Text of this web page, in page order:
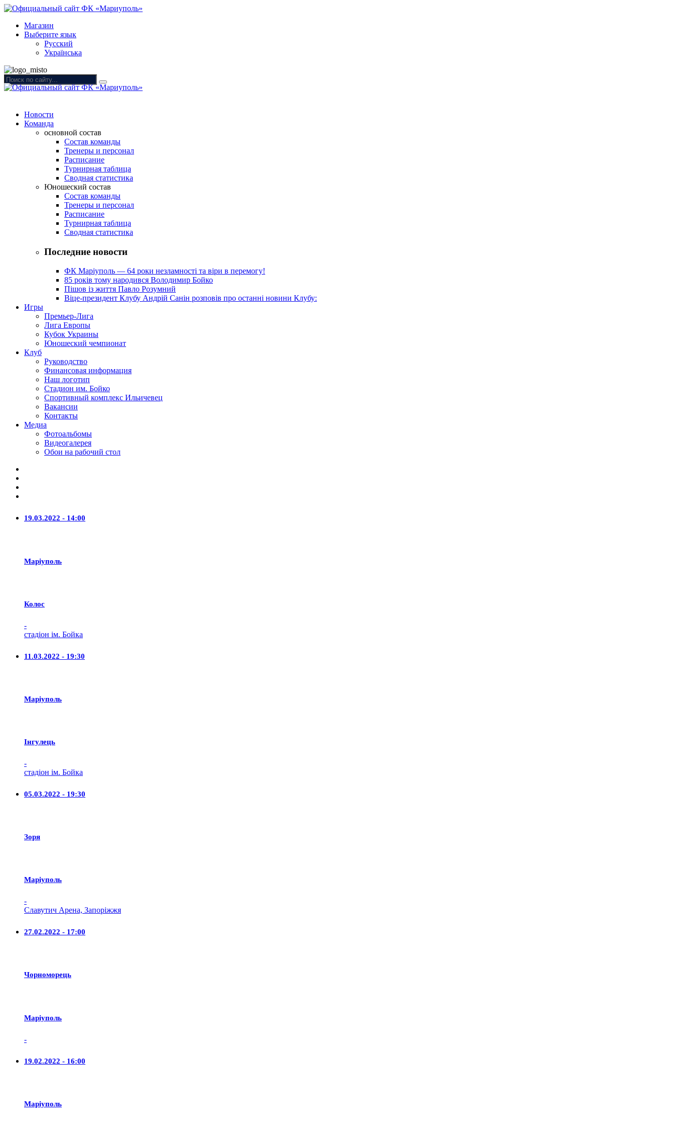
Магазин
Выберите язык
Русский
Українська
Новости
Команда
основной состав
Состав команды
Тренеры и персонал
Расписание
Турнирная таблица
Сводная статистика
Юношеский состав
Состав команды
Тренеры и персонал
Расписание
Турнирная таблица
Сводная статистика
Последние новости
ФК Маріуполь — 64 роки незламності та віри в перемогу!
85 років тому народився Володимир Бойко
Пішов із життя Павло Розумний
Віце-президент Клубу Андрій Санін розповів про останні новини Клубу:
Игры
Премьер-Лига
Лига Европы
Кубок Украины
Юношеский чемпионат
Клуб
Руководство
Финансовая информация
Наш логотип
Стадион им. Бойко
Спортивный комплекс Ильичевец
Вакансии
Контакты
Медиа
Фотоальбомы
Видеогалерея
Обои на рабочий стол
19.03.2022 - 14:00
Маріуполь
Колос
-
стадіон ім. Бойка
11.03.2022 - 19:30
Маріуполь
Iнгулець
-
стадіон ім. Бойка
05.03.2022 - 19:30
Зоря
Маріуполь
-
Славутич Арена, Запоріжжя
27.02.2022 - 17:00
Чорноморець
Маріуполь
-
19.02.2022 - 16:00
Маріуполь